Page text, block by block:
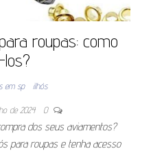
roupas: como
em sp ilhós
de 2024 0
dos seus aviamentos?
para roupas e tenha acesso